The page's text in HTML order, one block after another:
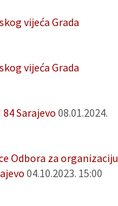
vijeća Grada
vijeća Grada
Sarajevo 08.01.2024.
Odbora za organizaciju
04.10.2023. 15:00